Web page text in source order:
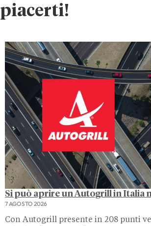
piacerti!
Si può aprire un Autogrill in Italia
7 AGOSTO 2026
Con Autogrill presente in 208 punti